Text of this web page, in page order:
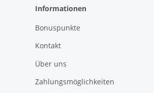
Informationen
Bonuspunkte
Kontakt
Über uns
Zahlungsmöglichkeiten